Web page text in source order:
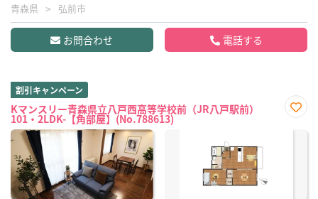
青森県 弘前市
お問合わせ 電話する
割引キャンペーン
Kマンスリー青森県立八戸西高等学校前（JR八戸駅前）
101・2LDK-【角部屋】(No.788613)
に入